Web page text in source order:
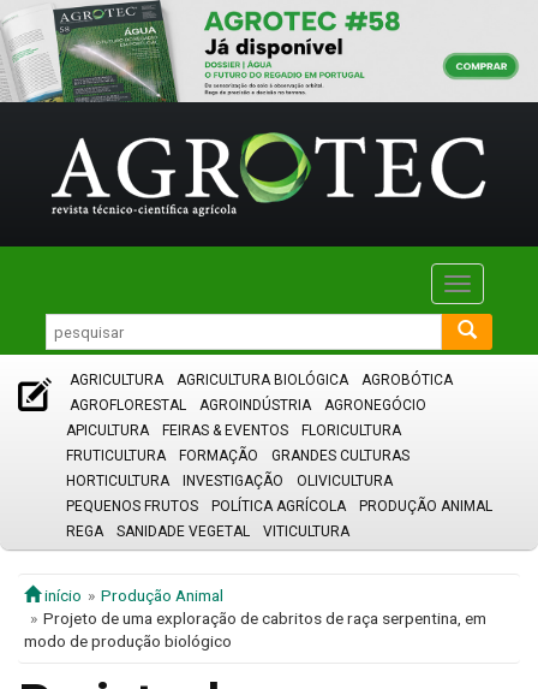
Toggle
AGRICULTURA AGRICULTURA BIOLÓGICA
AGROBÓTICA
AGROFLORESTAL
AGROINDÚSTRIA
AGRONEGÓCIO
APICULTURA
FEIRAS & EVENTOS
FLORICULTURA
FRUTICULTURA
FORMAÇÃO
GRANDES CULTURAS
HORTICULTURA
INVESTIGAÇÃO
OLIVICULTURA
PEQUENOS FRUTOS
POLÍTICA AGRÍCOLA
PRODUÇÃO ANIMAL
REGA
SANIDADE VEGETAL VITICULTURA
início
Produção Animal
Projeto de uma exploração de cabritos de raça serpentina, em
modo de produção biológico